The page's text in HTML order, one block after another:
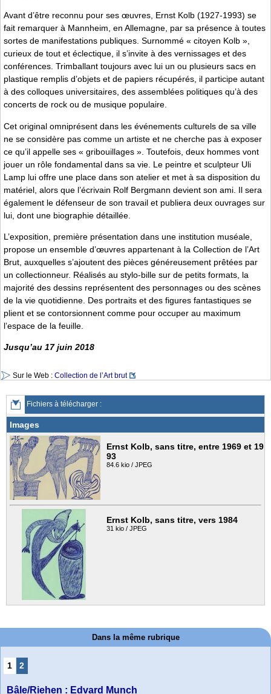
Avant d’être reconnu pour ses œuvres, Ernst Kolb (1927-1993) se
fait remarquer à Mannheim, en Allemagne, par sa présence à toutes
sortes de manifestations publiques. Surnommé « citoyen Kolb »,
curieux de tout et éclectique, il s’invite à des vernissages et des
conférences. Trimballant toujours avec lui un ou plusieurs sacs en
plastique remplis d’objets et de papiers récupérés, il participe autant
à des colloques universitaires, des assemblées politiques qu’à des
concerts de rock ou de musique populaire.
Cet original omniprésent dans les événements culturels de sa ville
ne se considère pas comme un artiste et ne cherche pas à exposer
ce qu’il appelle ses « gribouillages ». Toutefois, deux hommes vont
jouer un rôle fondamental dans sa vie. Le peintre et sculpteur Uli
Lamp lui offre une place dans son atelier et met à sa disposition du
matériel, alors que l’écrivain Rolf Bergmann devient son ami. Il sera
également le défenseur de son travail et publiera deux ouvrages sur
lui, dont une biographie détaillée.
L’exposition, première présentation dans une institution muséale,
propose un ensemble d’œuvres appartenant à la Collection de l’Art
Brut, auxquelles s’ajoutent des pièces généreusement prêtées par
un collectionneur. Réalisés au stylo-bille sur de petits formats, la
majorité des dessins représentent des personnages ou des scènes
de la vie quotidienne. Des portraits et des figures fantastiques se
plient et se contorsionnent comme pour occuper au maximum
l’espace de la feuille.
Jusqu’au 17 juin 2018
Sur le Web : Collection de l’Art brut
Fichiers à télécharger :
Images
Ernst Kolb, sans titre, entre 1969 et 19
93
84.6 kio / JPEG
Ernst Kolb, sans titre, vers 1984
31 kio / JPEG
Dans la même rubrique
1 2
Bâle/Riehen : Edvard Munch